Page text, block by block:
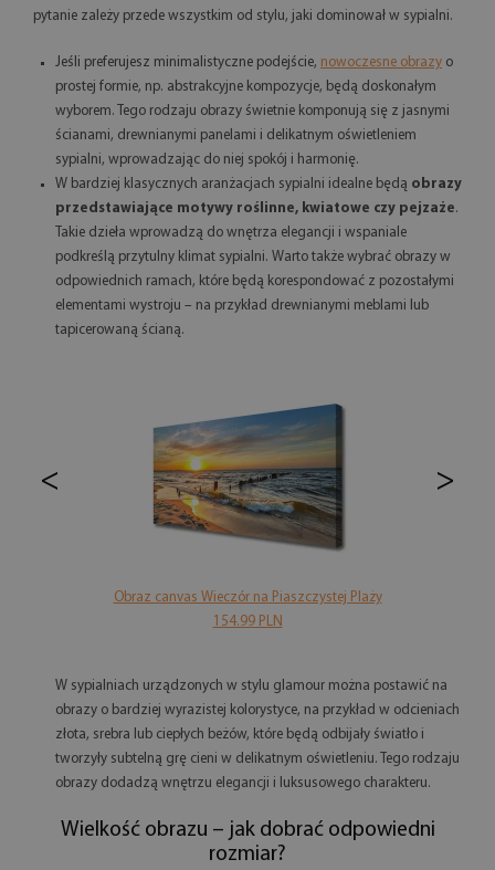
pytanie zależy przede wszystkim od stylu, jaki dominował w sypialni.
Jeśli preferujesz minimalistyczne podejście, nowoczesne obrazy o
prostej formie, np. abstrakcyjne kompozycje, będą doskonałym
wyborem. Tego rodzaju obrazy świetnie komponują się z jasnymi
ścianami, drewnianymi panelami i delikatnym oświetleniem
sypialni, wprowadzając do niej spokój i harmonię.
W bardziej klasycznych aranżacjach sypialni idealne będą obrazy
przedstawiające motywy roślinne, kwiatowe czy pejzaże.
Takie dzieła wprowadzą do wnętrza elegancji i wspaniale
podkreślą przytulny klimat sypialni. Warto także wybrać obrazy w
odpowiednich ramach, które będą korespondować z pozostałymi
elementami wystroju – na przykład drewnianymi meblami lub
tapicerowaną ścianą.
Obraz canvas Wieczór na Piaszczystej Plaży
154.99 PLN
< >
W sypialniach urządzonych w stylu glamour można postawić na
obrazy o bardziej wyrazistej kolorystyce, na przykład w odcieniach
złota, srebra lub ciepłych beżów, które będą odbijały światło i
tworzyły subtelną grę cieni w delikatnym oświetleniu. Tego rodzaju
obrazy dodadzą wnętrzu elegancji i luksusowego charakteru.
Wielkość obrazu – jak dobrać odpowiedni
rozmiar?